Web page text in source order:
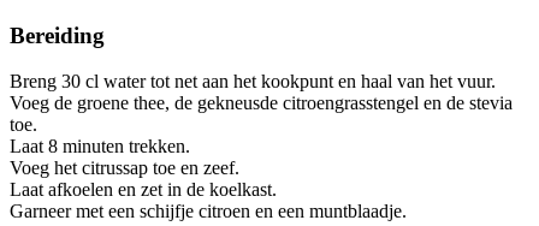
Bereiding
Breng 30 cl water tot net aan het kookpunt en haal van het vuur.
Voeg de groene thee, de gekneusde citroengrasstengel en de stevia
toe.
Laat 8 minuten trekken.
Voeg het citrussap toe en zeef.
Laat afkoelen en zet in de koelkast.
Garneer met een schijfje citroen en een muntblaadje.